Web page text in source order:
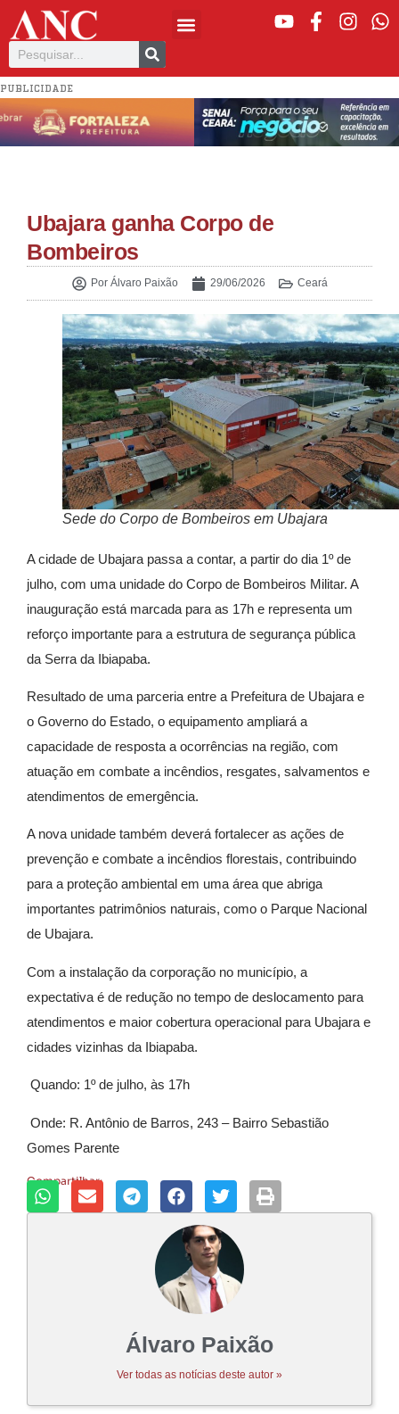
PUBLICIDADE
Ubajara ganha Corpo de
Bombeiros
PorÁlvaro Paixão 29/06/2026 Ceará
Sede do Corpo de Bombeiros em Ubajara
A cidade de Ubajara passa a contar, a partir do dia 1º de
julho, com uma unidade do Corpo de Bombeiros Militar. A
inauguração está marcada para as 17h e representa um
reforço importante para a estrutura de segurança pública
da Serra da Ibiapaba.
Resultado de uma parceria entre a Prefeitura de Ubajara e
o Governo do Estado, o equipamento ampliará a
capacidade de resposta a ocorrências na região, com
atuação em combate a incêndios, resgates, salvamentos e
atendimentos de emergência.
A nova unidade também deverá fortalecer as ações de
prevenção e combate a incêndios florestais, contribuindo
para a proteção ambiental em uma área que abriga
importantes patrimônios naturais, como o Parque Nacional
de Ubajara.
Com a instalação da corporação no município, a
expectativa é de redução no tempo de deslocamento para
atendimentos e maior cobertura operacional para Ubajara e
cidades vizinhas da Ibiapaba.
Quando: 1º de julho, às 17h
Onde: R. Antônio de Barros, 243 – Bairro Sebastião
Gomes Parente
Compartilhar:
Álvaro Paixão
Ver todas as notícias deste autor »